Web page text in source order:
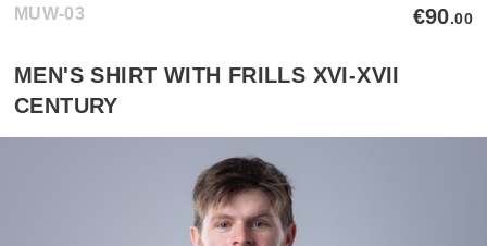
MUW-03 €90.00
MEN'S SHIRT WITH FRILLS XVI-XVII
CENTURY